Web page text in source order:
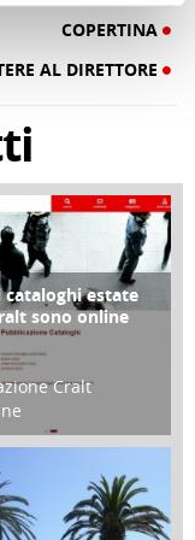
COPERTINA
AL DIRETTORE
COPERTINAestate
sono online
Cralt
2023